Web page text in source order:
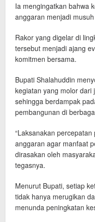
Ia mengingatkan bahwa
anggaran menjadi
Rakor yang digelar di
tersebut menjadi ajang
komitmen bersama.
Bupati Shalahuddin
kegiatan yang molor dari
sehingga berdampak
pembangunan di
“Laksanakan
anggaran agar manfaat
dirasakan oleh
tegasnya.
Menurut Bupati, setiap
tidak hanya merugikan
menunda peningkatan